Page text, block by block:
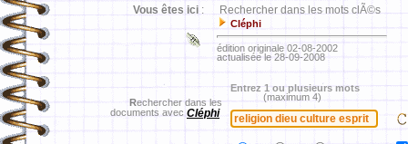
Vous êtes ici : Rechercher dans les mots clÃ©s
Cléphi
édition originale 02-08-2002
actualisée le 28-09-2008
Rechercher dans les
documents avec Cléphi
Entrez 1 ou plusieurs mots
(maximum 4)